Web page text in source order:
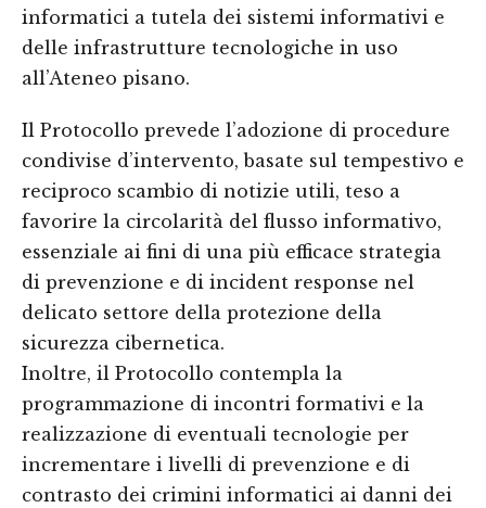
informatici a tutela dei sistemi informativi e
delle infrastrutture tecnologiche in uso
all’Ateneo pisano.
Il Protocollo prevede l’adozione di procedure
condivise d’intervento, basate sul tempestivo e
reciproco scambio di notizie utili, teso a
favorire la circolarità del flusso informativo,
essenziale ai fini di una più efficace strategia
di prevenzione e di incident response nel
delicato settore della protezione della
sicurezza cibernetica.
Inoltre, il Protocollo contempla la
programmazione di incontri formativi e la
realizzazione di eventuali tecnologie per
incrementare i livelli di prevenzione e di
contrasto dei crimini informatici ai danni dei